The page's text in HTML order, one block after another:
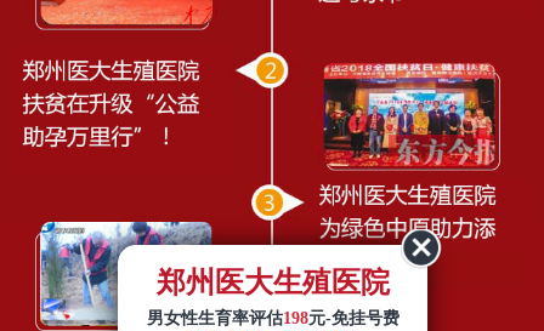
郑州医大生殖医院
男女性生育率评估198元-免挂号费